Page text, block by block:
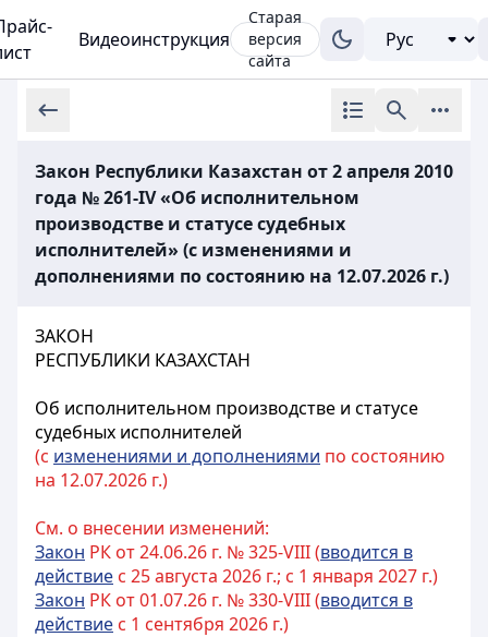
Видеоинструкция
Старая
версия
сайта
Закон Республики Казахстан от 2 апреля 2010
года № 261-IV «Об исполнительном
производстве и статусе судебных
исполнителей» (с изменениями и
дополнениями по состоянию на 12.07.2026 г.)
ЗАКОН
РЕСПУБЛИКИ КАЗАХСТАН
Об исполнительном производстве и статусе
судебных исполнителей
(с изменениями и дополнениями по состоянию
на 12.07.2026 г.)
См. о внесении изменений:
Закон РК от 24.06.26 г. № 325-VIII (вводится в
действие с 25 августа 2026 г.; с 1 января 2027 г.)
Закон РК от 01.07.26 г. № 330-VIII (вводится в
действие с 1 сентября 2026 г.)